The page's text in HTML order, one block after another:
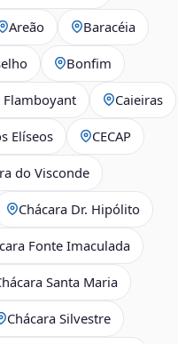
Areão Baracéia
Bonfim
Flamboyant Caieiras
Elíseos CECAP
do Visconde
Chácara Dr. Hipólito
Fonte Imaculada
Santa Maria
Chácara Silvestre